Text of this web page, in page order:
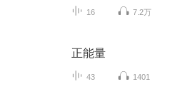
16 7.2万
正能量
43 1401